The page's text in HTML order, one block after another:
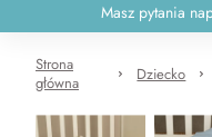
Masz pytania
Strona
główna
Dziecko